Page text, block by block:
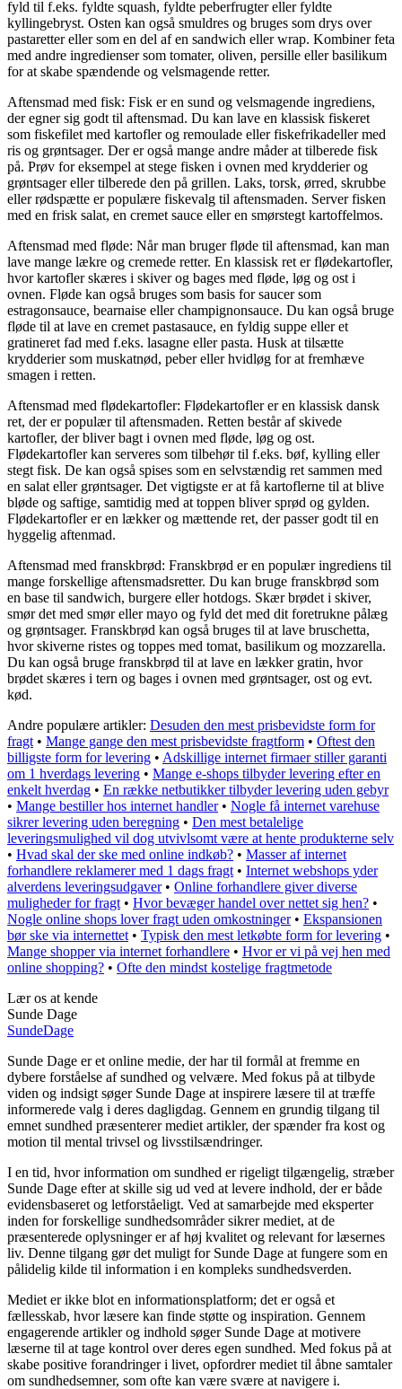
fyld til f.eks. fyldte squash, fyldte peberfrugter eller fyldte
kyllingebryst. Osten kan også smuldres og bruges som drys over
pastaretter eller som en del af en sandwich eller wrap. Kombiner feta
med andre ingredienser som tomater, oliven, persille eller basilikum
for at skabe spændende og velsmagende retter.
Aftensmad med fisk: Fisk er en sund og velsmagende ingrediens,
der egner sig godt til aftensmad. Du kan lave en klassisk fiskeret
som fiskefilet med kartofler og remoulade eller fiskefrikadeller med
ris og grøntsager. Der er også mange andre måder at tilberede fisk
på. Prøv for eksempel at stege fisken i ovnen med krydderier og
grøntsager eller tilberede den på grillen. Laks, torsk, ørred, skrubbe
eller rødspætte er populære fiskevalg til aftensmaden. Server fisken
med en frisk salat, en cremet sauce eller en smørstegt kartoffelmos.
Aftensmad med fløde: Når man bruger fløde til aftensmad, kan man
lave mange lækre og cremede retter. En klassisk ret er flødekartofler,
hvor kartofler skæres i skiver og bages med fløde, løg og ost i
ovnen. Fløde kan også bruges som basis for saucer som
estragonsauce, bearnaise eller champignonsauce. Du kan også bruge
fløde til at lave en cremet pastasauce, en fyldig suppe eller et
gratineret fad med f.eks. lasagne eller pasta. Husk at tilsætte
krydderier som muskatnød, peber eller hvidløg for at fremhæve
smagen i retten.
Aftensmad med flødekartofler: Flødekartofler er en klassisk dansk
ret, der er populær til aftensmaden. Retten består af skivede
kartofler, der bliver bagt i ovnen med fløde, løg og ost.
Flødekartofler kan serveres som tilbehør til f.eks. bøf, kylling eller
stegt fisk. De kan også spises som en selvstændig ret sammen med
en salat eller grøntsager. Det vigtigste er at få kartoflerne til at blive
bløde og saftige, samtidig med at toppen bliver sprød og gylden.
Flødekartofler er en lækker og mættende ret, der passer godt til en
hyggelig aftenmad.
Aftensmad med franskbrød: Franskbrød er en populær ingrediens til
mange forskellige aftensmadsretter. Du kan bruge franskbrød som
en base til sandwich, burgere eller hotdogs. Skær brødet i skiver,
smør det med smør eller mayo og fyld det med dit foretrukne pålæg
og grøntsager. Franskbrød kan også bruges til at lave bruschetta,
hvor skiverne ristes og toppes med tomat, basilikum og mozzarella.
Du kan også bruge franskbrød til at lave en lækker gratin, hvor
brødet skæres i tern og bages i ovnen med grøntsager, ost og evt.
kød.
Andre populære artikler: Desuden den mest prisbevidste form for
fragt • Mange gange den mest prisbevidste fragtform • Oftest den
billigste form for levering • Adskillige internet firmaer stiller garanti
om 1 hverdags levering • Mange e-shops tilbyder levering efter en
enkelt hverdag • En række netbutikker tilbyder levering uden gebyr
• Mange bestiller hos internet handler• Nogle få internet varehuse
sikrer levering uden beregning • Den mest betalelige
leveringsmulighed vil dog utvivlsomt være at hente produkterne selv
• Hvad skal der ske med online indkøb? • Masser af internet
forhandlere reklamerer med 1 dags fragt • Internet webshops yder
alverdens leveringsudgaver• Online forhandlere giver diverse
muligheder for fragt • Hvor bevæger handel over nettet sig hen? •
Nogle online shops lover fragt uden omkostninger• Ekspansionen
bør ske via internettet • Typisk den mest letkøbte form for levering •
Mange shopper via internet forhandlere • Hvor er vi på vej hen med
online shopping? • Ofte den mindst kostelige fragtmetode
Lær os at kende
Sunde Dage
SundeDage
Sunde Dage er et online medie, der har til formål at fremme en
dybere forståelse af sundhed og velvære. Med fokus på at tilbyde
viden og indsigt søger Sunde Dage at inspirere læsere til at træffe
informerede valg i deres dagligdag. Gennem en grundig tilgang til
emnet sundhed præsenterer mediet artikler, der spænder fra kost og
motion til mental trivsel og livsstilsændringer.
I en tid, hvor information om sundhed er rigeligt tilgængelig, stræber
Sunde Dage efter at skille sig ud ved at levere indhold, der er både
evidensbaseret og letforståeligt. Ved at samarbejde med eksperter
inden for forskellige sundhedsområder sikrer mediet, at de
præsenterede oplysninger er af høj kvalitet og relevant for læsernes
liv. Denne tilgang gør det muligt for Sunde Dage at fungere som en
pålidelig kilde til information i en kompleks sundhedsverden.
Mediet er ikke blot en informationsplatform; det er også et
fællesskab, hvor læsere kan finde støtte og inspiration. Gennem
engagerende artikler og indhold søger Sunde Dage at motivere
læserne til at tage kontrol over deres egen sundhed. Med fokus på at
skabe positive forandringer i livet, opfordrer mediet til åbne samtaler
om sundhedsemner, som ofte kan være svære at navigere i.